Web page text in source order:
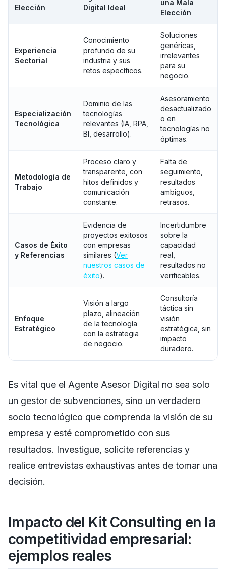
Elección
Digital Ideal
una Mala
Elección
Experiencia
Sectorial
Conocimiento
profundo de su
industria y sus
retos específicos.
Soluciones
genéricas,
irrelevantes
para su
negocio.
Especialización
Tecnológica
Dominio de las
tecnologías
relevantes (IA, RPA,
BI, desarrollo).
Asesoramiento
desactualizado
o en
tecnologías no
óptimas.
Metodología de
Trabajo
Proceso claro y
transparente, con
hitos definidos y
comunicación
constante.
Falta de
seguimiento,
resultados
ambiguos,
retrasos.
Casos de Éxito
y Referencias
Evidencia de
proyectos exitosos
con empresas
similares (Ver
nuestros casos de
éxito).
Incertidumbre
sobre la
capacidad
real,
resultados no
verificables.
Enfoque
Estratégico
Visión a largo
plazo, alineación
de la tecnología
con la estrategia
de negocio.
Consultoría
táctica sin
visión
estratégica, sin
impacto
duradero.
Es vital que el Agente Asesor Digital no sea solo
un gestor de subvenciones, sino un verdadero
socio tecnológico que comprenda la visión de su
empresa y esté comprometido con sus
resultados. Investigue, solicite referencias y
realice entrevistas exhaustivas antes de tomar una
decisión.
Impacto del Kit Consulting en la
competitividad empresarial:
ejemplos reales